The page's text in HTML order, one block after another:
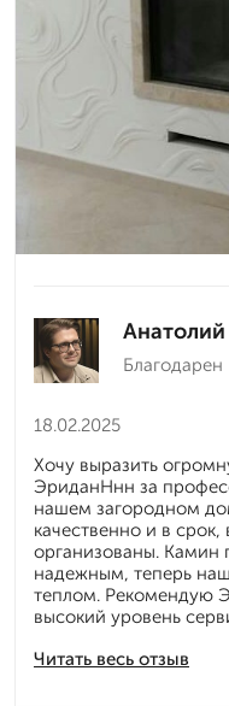
Благодарен
18.02.2025
Читать весь отзыв
Хочу выразить
ЭриданНнн за
нашем загородном
качественно и в
организованы. Камин
надежным, теперь
теплом. Рекомендую
высокий уровень